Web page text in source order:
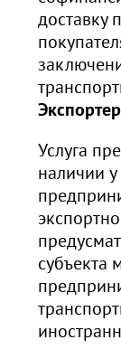
доставку
Услуга
наличии
субъекта